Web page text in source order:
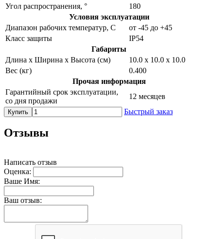
Угол распространения, °
180
Условия эксплуатации
Диапазон рабочих температур, С
от -45 до +45
Класс защиты
IP54
Габариты
Длина х Ширина х Высота (см)
10.0 х 10.0 х 10.0
Вес (кг)
0.400
Прочая информация
Гарантийный срок эксплуатации,
со дня продажи
12 месяцев
Купить Быстрый заказ
Отзывы
Написать отзыв
Оценка:
Ваше Имя:
Ваш отзыв: